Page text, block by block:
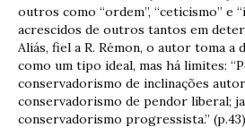
outros como “ordem”, “ceticismo” e
acrescidos de outros tantos em
Aliás, fiel a R. Rémon, o autor toma a
como um tipo ideal, mas há limites:
conservadorismo de inclinações
conservadorismo de pendor liberal;
conservadorismo progressista.”